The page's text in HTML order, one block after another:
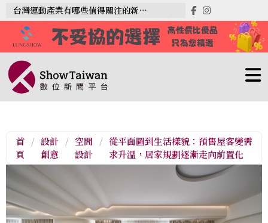
台灣運動產業有哪些值得關注的新趨勢？
首
頁
/ 設計
創意
/ 空間
設計
/ 從平面圖到生活樣貌：預售屋客變需
求升溫，居家規劃逐漸走向前置化